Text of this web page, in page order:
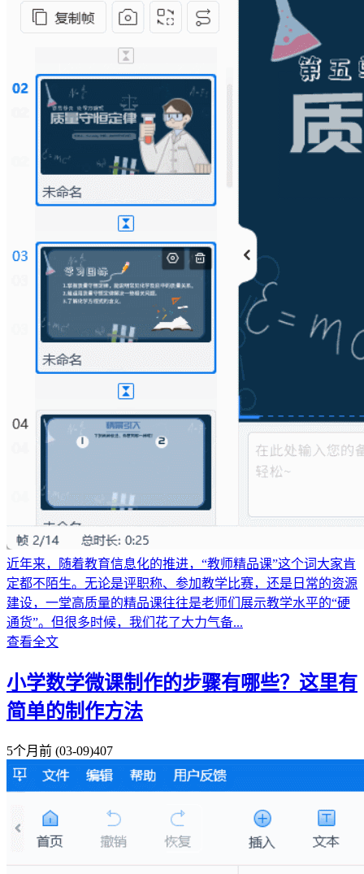
近年来，随着教育信息化的推进，“教师精品课”这个词大家肯
定都不陌生。无论是评职称、参加教学比赛，还是日常的资源
建设，一堂高质量的精品课往往是老师们展示教学水平的“硬
通货”。但很多时候，我们花了大力气备...
查看全文
小学数学微课制作的步骤有哪些？这里有
简单的制作方法
5个月前 (03-09)407